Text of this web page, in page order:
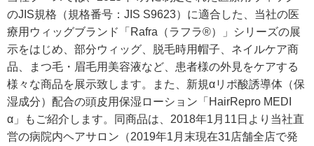
のJIS規格（規格番号：JIS S9623）に適合した、当社の医
療用ウィッグブランド「Rafra（ラフラ®）」シリーズの展
示をはじめ、部分ウィッグ、脱毛時用帽子、ネイルケア商
品、まつ毛・眉毛用美容液など、患者様の外見をケアする
様々な商品を展示致します。また、新規αリポ酸誘導体（保
湿成分）配合の頭皮用保湿ローション「HairRepro MEDI
α」もご紹介します。同商品は、2018年1月11日より当社直
営の病院内ヘアサロン（2019年1月末現在31店舗全店で発